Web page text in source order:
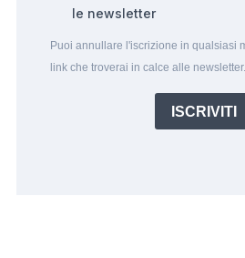
le newsletter
Puoi annullare l'iscrizione in qualsiasi
link che troverai in calce alle newsletter.
ISCRIVITI